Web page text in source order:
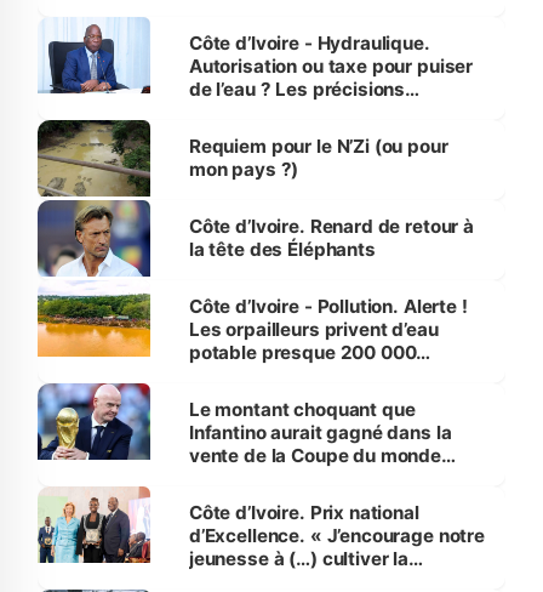
Côte d’Ivoire - Hydraulique.
Autorisation ou taxe pour puiser
de l’eau ? Les précisions
Requiem pour le N’Zi (ou pour
mon pays ?)
Côte d’Ivoire. Renard de retour à
la tête des Éléphants
Côte d’Ivoire - Pollution. Alerte !
Les orpailleurs privent d’eau
potable presque 200 000
Le montant choquant que
Infantino aurait gagné dans la
vente de la Coupe du monde
Côte d’Ivoire. Prix national
d’Excellence. « J’encourage notre
jeunesse à (…) cultiver la